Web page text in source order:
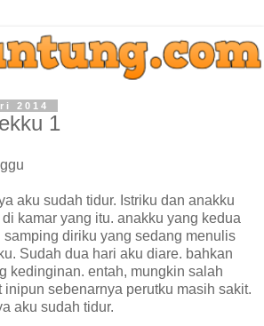
2014
1
aku sudah tidur. Istriku dan anakku
kamar yang itu. anakku yang kedua
samping diriku yang sedang menulis
Sudah dua hari aku diare. bahkan
kedinginan. entah, mungkin salah
inipun sebenarnya perutku masih sakit.
aku sudah tidur.